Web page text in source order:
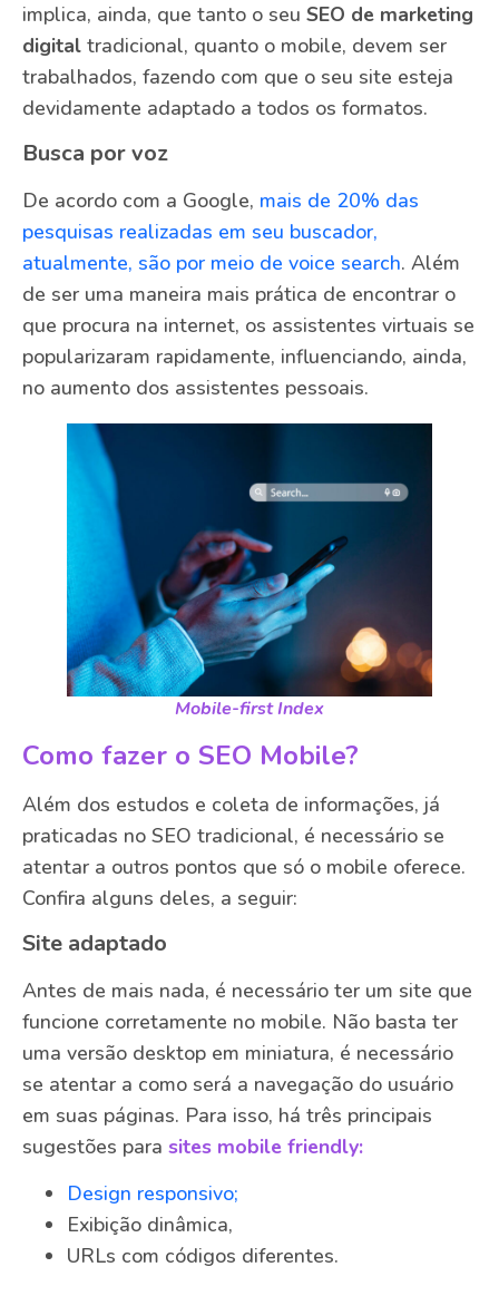
implica, ainda, que tanto o seu SEO de marketing
digital tradicional, quanto o mobile, devem ser
trabalhados, fazendo com que o seu site esteja
devidamente adaptado a todos os formatos.
Busca por voz
De acordo com a Google, mais de 20% das
pesquisas realizadas em seu buscador,
atualmente, são por meio de voice search. Além
de ser uma maneira mais prática de encontrar o
que procura na internet, os assistentes virtuais se
popularizaram rapidamente, influenciando, ainda,
no aumento dos assistentes pessoais.
Mobile-first Index
Como fazer o SEO Mobile?
Além dos estudos e coleta de informações, já
praticadas no SEO tradicional, é necessário se
atentar a outros pontos que só o mobile oferece.
Confira alguns deles, a seguir:
Site adaptado
Antes de mais nada, é necessário ter um site que
funcione corretamente no mobile. Não basta ter
uma versão desktop em miniatura, é necessário
se atentar a como será a navegação do usuário
em suas páginas. Para isso, há três principais
sugestões para sites mobile friendly:
Design responsivo;
Exibição dinâmica,
URLs com códigos diferentes.